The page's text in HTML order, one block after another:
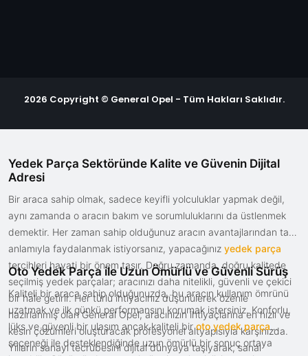
2026 Copyright © General Opel - Tüm Hakları Saklıdır.
Yedek Parça Sektöründe Kalite ve Güvenin Dijital
Adresi
Bir araca sahip olmak, sadece keyifli yolculuklar yapmak değil,
aynı zamanda o aracın bakım ve sorumluluklarını da üstlenmek
demektir. Her zaman sahip olduğunuz aracın avantajlarından tam
anlamıyla faydalanmak istiyorsanız, yapacağınız yedek parça
tercihleri hayati bir önem taşır. Doğru zamanda, doğru kalitede
seçilmiş yedek parçalar; aracınızı daha nitelikli, güvenli ve çekici
bir hale getirir. Her türlü ihtiyacınız düşünülerek özenle
hazırlanmış olan General Opel, aracınızın ihtiyaçlarına en hızlı ve
kesin çözümleri oluşturacak profesyonel altyapısıyla karşınızda.
Yılların sanayi tecrübesini dijital dünyaya taşıyarak, sanal
Oto Yedek Parça ile Uzun Ömürlü ve Güvenli Sürüş
Kaliteli bir araca sahip olduğunuzda, bu aracın kullanım ömrünü
uzatmak ve ilk günkü performansını korumak istersiniz. Konforlu,
lüks ve güvenli bir ulaşım ancak kaliteli biroto yedek parça
seçeneği ile desteklendiğinde uzun ömürlü bir sonuç ortaya